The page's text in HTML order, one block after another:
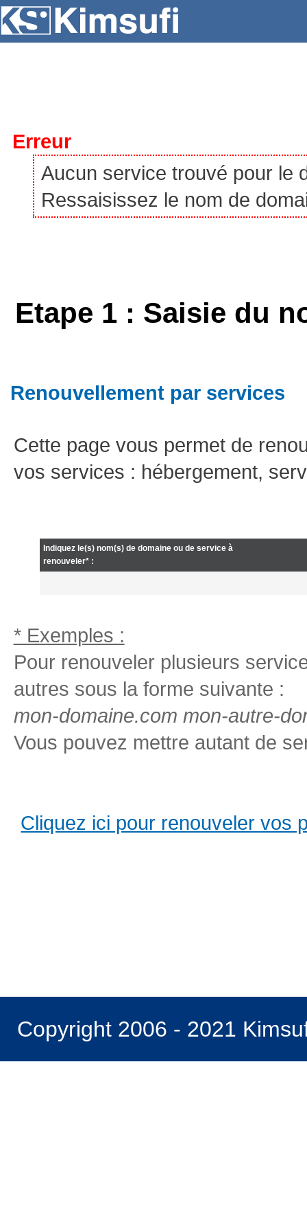
Erreur
Aucun service trouvé pour le
Ressaisissez le nom de
Etape 1 : Saisie du
Renouvellement par services
Cette page vous permet de
vos services : hébergement,
Indiquez le(s) nom(s) de domaine ou de service à
renouveler* :
* Exemples :
Pour renouveler plusieurs
autres sous la forme suivante :
mon-domaine.com mon-autre-
Vous pouvez mettre autant de
Cliquez ici pour renouveler vos
Copyright 2006 - 2021